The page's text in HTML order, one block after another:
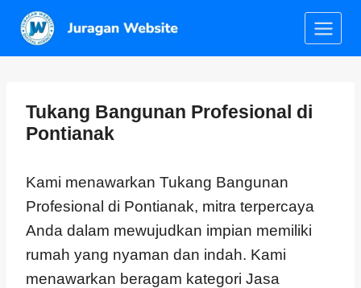
Tukang Bangunan Profesional di
Pontianak
Kami menawarkan Tukang Bangunan
Profesional di Pontianak, mitra terpercaya
Anda dalam mewujudkan impian memiliki
rumah yang nyaman dan indah. Kami
menawarkan beragam kategori Jasa